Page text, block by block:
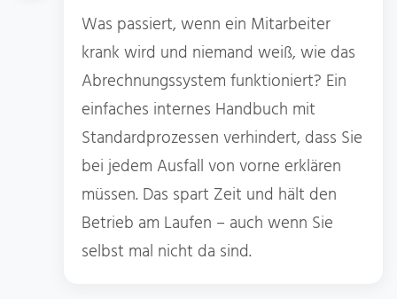
Was passiert, wenn ein Mitarbeiter
krank wird und niemand weiß, wie das
Abrechnungssystem funktioniert? Ein
einfaches internes Handbuch mit
Standardprozessen verhindert, dass Sie
bei jedem Ausfall von vorne erklären
müssen. Das spart Zeit und hält den
Betrieb am Laufen – auch wenn Sie
selbst mal nicht da sind.